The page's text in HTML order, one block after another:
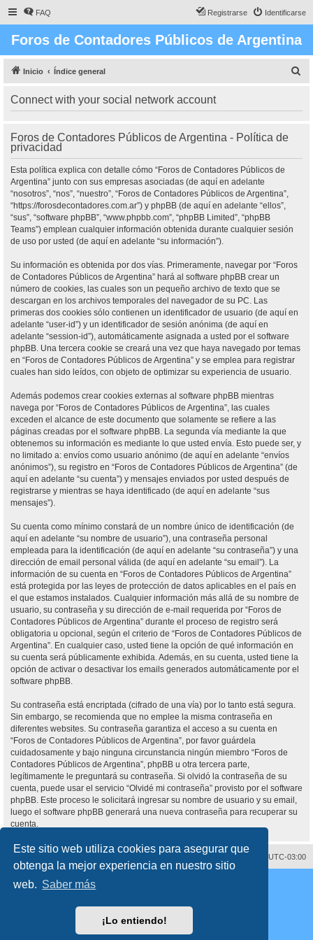
Este sitio web utiliza cookies para asegurar que
obtenga la mejor experiencia en nuestro sitio
web. Saber más
¡Lo entiendo!
FAQ Identificarse
Registrarse
Foros de Contadores Públicos de Argentina
Inicio Índice general
Connect with your social network account
Foros de Contadores Públicos de Argentina - Política de
privacidad
Esta política explica con detalle cómo “Foros de Contadores Públicos de
Argentina” junto con sus empresas asociadas (de aquí en adelante
“nosotros”, “nos”, “nuestro”, “Foros de Contadores Públicos de Argentina”,
“https://forosdecontadores.com.ar”) y phpBB (de aquí en adelante “ellos”,
“sus”, “software phpBB”, “www.phpbb.com”, “phpBB Limited”, “phpBB
Teams”) emplean cualquier información obtenida durante cualquier sesión
de uso por usted (de aquí en adelante “su información”).
Su información es obtenida por dos vías. Primeramente, navegar por “Foros
de Contadores Públicos de Argentina” hará al software phpBB crear un
número de cookies, las cuales son un pequeño archivo de texto que se
descargan en los archivos temporales del navegador de su PC. Las
primeras dos cookies sólo contienen un identificador de usuario (de aquí en
adelante “user-id”) y un identificador de sesión anónima (de aquí en
adelante “session-id”), automáticamente asignada a usted por el software
phpBB. Una tercera cookie se creará una vez que haya navegado por temas
en “Foros de Contadores Públicos de Argentina” y se emplea para registrar
cuales han sido leídos, con objeto de optimizar su experiencia de usuario.
Además podemos crear cookies externas al software phpBB mientras
navega por “Foros de Contadores Públicos de Argentina”, las cuales
exceden el alcance de este documento que solamente se refiere a las
páginas creadas por el software phpBB. La segunda vía mediante la que
obtenemos su información es mediante lo que usted envía. Esto puede ser, y
no limitado a: envíos como usuario anónimo (de aquí en adelante “envíos
anónimos”), su registro en “Foros de Contadores Públicos de Argentina” (de
aquí en adelante “su cuenta”) y mensajes enviados por usted después de
registrarse y mientras se haya identificado (de aquí en adelante “sus
mensajes”).
Su cuenta como mínimo constará de un nombre único de identificación (de
aquí en adelante “su nombre de usuario”), una contraseña personal
empleada para la identificación (de aquí en adelante “su contraseña”) y una
dirección de email personal válida (de aquí en adelante “su email”). La
información de su cuenta en “Foros de Contadores Públicos de Argentina”
está protegida por las leyes de protección de datos aplicables en el país en
el que estamos instalados. Cualquier información más allá de su nombre de
usuario, su contraseña y su dirección de e-mail requerida por “Foros de
Contadores Públicos de Argentina” durante el proceso de registro será
obligatoria u opcional, según el criterio de “Foros de Contadores Públicos de
Argentina”. En cualquier caso, usted tiene la opción de qué información en
su cuenta será públicamente exhibida. Además, en su cuenta, usted tiene la
opción de activar o desactivar los emails generados automáticamente por el
software phpBB.
Su contraseña está encriptada (cifrado de una vía) por lo tanto está segura.
Sin embargo, se recomienda que no emplee la misma contraseña en
diferentes websites. Su contraseña garantiza el acceso a su cuenta en
“Foros de Contadores Públicos de Argentina”, por favor guárdela
cuidadosamente y bajo ninguna circunstancia ningún miembro “Foros de
Contadores Públicos de Argentina”, phpBB u otra tercera parte,
legítimamente le preguntará su contraseña. Si olvidó la contraseña de su
cuenta, puede usar el servicio “Olvidé mi contraseña” provisto por el software
phpBB. Este proceso le solicitará ingresar su nombre de usuario y su email,
luego el software phpBB generará una nueva contraseña para recuperar su
cuenta.
Todos los horarios son UTC-03:00
Borrar cookies
Desarrollado por
® Forum Software © phpBB Limited
Traducción al español porphpBB España
Condiciones